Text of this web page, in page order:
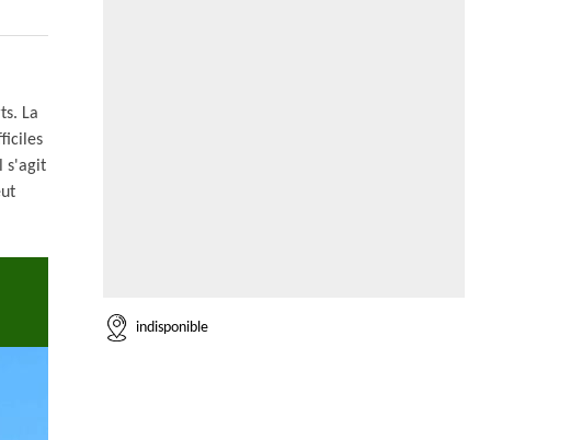
La
s'agit
indisponible